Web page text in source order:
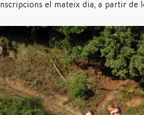
Inscripcions el mateix dia, a partir de